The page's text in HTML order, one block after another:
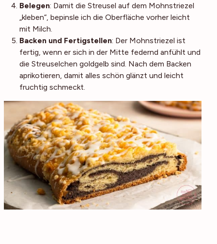
Belegen: Damit die Streusel auf dem Mohnstriezel
„kleben“, bepinsle ich die Oberfläche vorher leicht
mit Milch.
Backen und Fertigstellen: Der Mohnstriezel ist
fertig, wenn er sich in der Mitte federnd anfühlt und
die Streuselchen goldgelb sind. Nach dem Backen
aprikotieren, damit alles schön glänzt und leicht
fruchtig schmeckt.